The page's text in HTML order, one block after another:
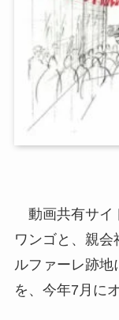
動画共有サイ
ワンゴと、親会
ルファーレ跡地
を、今年7月に